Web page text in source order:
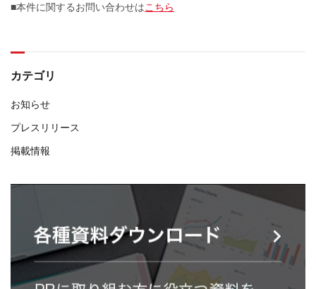
■本件に関するお問い合わせはこちら
カテゴリ
お知らせ
プレスリリース
掲載情報